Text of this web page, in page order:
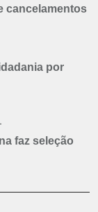
cancelamentos
por
faz seleção